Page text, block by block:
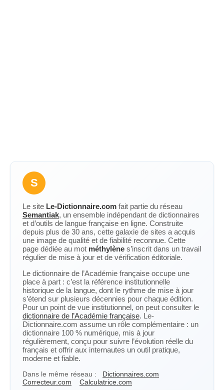
S
Le site Le-Dictionnaire.com fait partie du réseau
Semantiak, un ensemble indépendant de dictionnaires
et d’outils de langue française en ligne. Construite
depuis plus de 30 ans, cette galaxie de sites a acquis
une image de qualité et de fiabilité reconnue. Cette
page dédiée au mot méthylène s’inscrit dans un travail
régulier de mise à jour et de vérification éditoriale.
Le dictionnaire de l’Académie française occupe une
place à part : c’est la référence institutionnelle
historique de la langue, dont le rythme de mise à jour
s’étend sur plusieurs décennies pour chaque édition.
Pour un point de vue institutionnel, on peut consulter le
dictionnaire de l’Académie française. Le-
Dictionnaire.com assume un rôle complémentaire : un
dictionnaire 100 % numérique, mis à jour
régulièrement, conçu pour suivre l’évolution réelle du
français et offrir aux internautes un outil pratique,
moderne et fiable.
Dans le même réseau :
Dictionnaires.com
Correcteur.com
Calculatrice.com